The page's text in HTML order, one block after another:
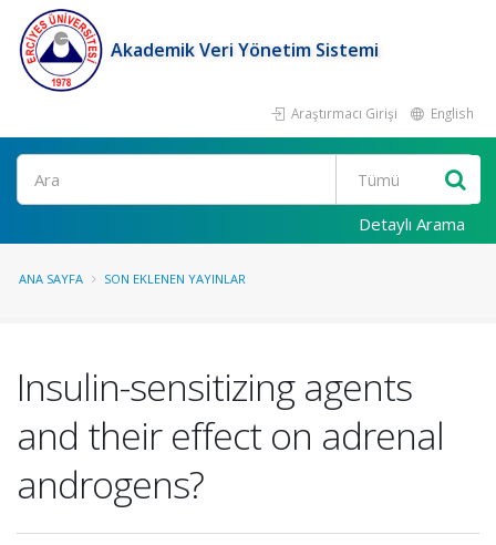
Akademik Veri Yönetim Sistemi
Araştırmacı Girişi English
Ara
Detaylı Arama
ANA SAYFA SON EKLENEN YAYINLAR
Insulin-sensitizing agents
and their effect on adrenal
androgens?